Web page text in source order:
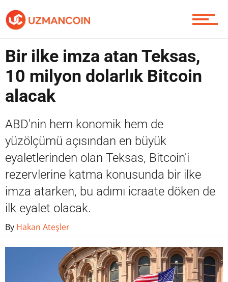
Piyasa
Soru Sor
Contact / İletişim
Bir ilke imza atan Teksas,
10 milyon dolarlık Bitcoin
alacak
ABD'nin hem konomik hem de
yüzölçümü açısından en büyük
eyaletlerinden olan Teksas, Bitcoin'i
rezervlerine katma konusunda bir ilke
imza atarken, bu adımı icraate döken de
ilk eyalet olacak.
By Hakan Ateşler